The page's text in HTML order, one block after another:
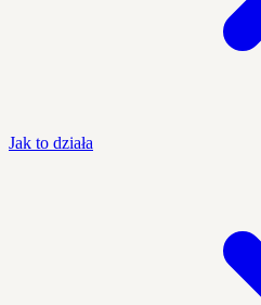
Jak to działa